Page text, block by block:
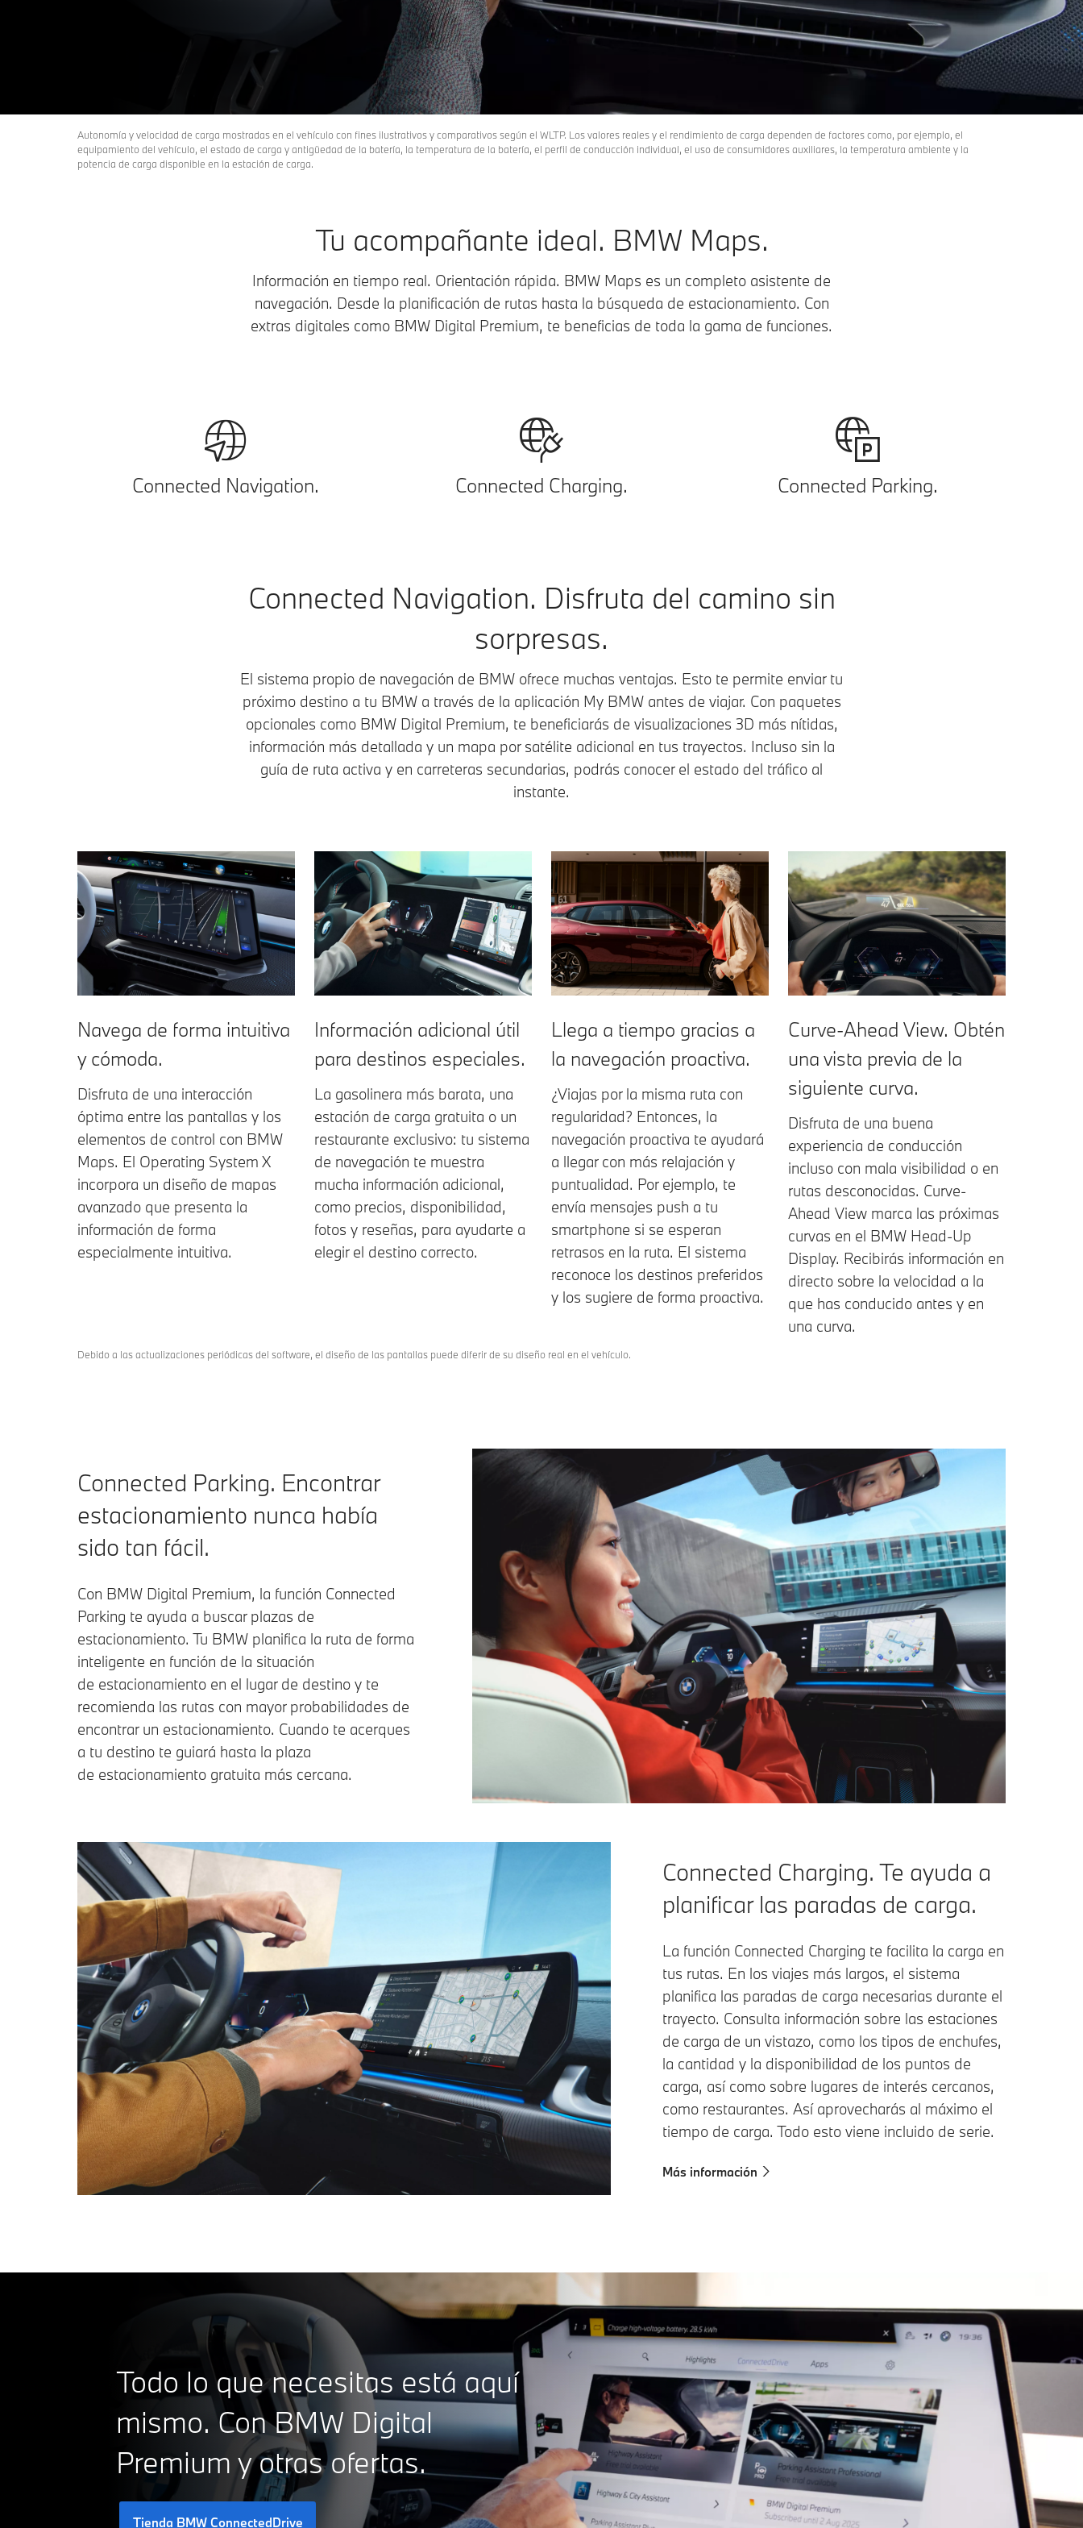
Autonomía y velocidad de carga mostradas en el vehículo con fines ilustrativos y comparativos según el WLTP. Los valores reales y el rendimiento de carga dependen de factores como, por ejemplo, el
equipamiento del vehículo, el estado de carga y antigüedad de la batería, la temperatura de la batería, el perfil de conducción individual, el uso de consumidores auxiliares, la temperatura ambiente y la
potencia de carga disponible en la estación de carga.
Tu acompañante ideal. BMW Maps.
Información en tiempo real. Orientación rápida. BMW Maps es un completo asistente de
navegación. Desde la planificación de rutas hasta la búsqueda de estacionamiento. Con
extras digitales como BMW Digital Premium, te beneficias de toda la gama de funciones.
Connected Navigation. Connected Charging. Connected Parking.
Connected Navigation. Disfruta del camino sin
sorpresas.
El sistema propio de navegación de BMW ofrece muchas ventajas. Esto te permite enviar tu
próximo destino a tu BMW a través de la aplicación My BMW antes de viajar. Con paquetes
opcionales como BMW Digital Premium, te beneficiarás de visualizaciones 3D más nítidas,
información más detallada y un mapa por satélite adicional en tus trayectos. Incluso sin la
guía de ruta activa y en carreteras secundarias, podrás conocer el estado del tráfico al
instante.
Navega de forma intuitiva
y cómoda.
Disfruta de una interacción
óptima entre las pantallas y los
elementos de control con BMW
Maps. El Operating System X
incorpora un diseño de mapas
avanzado que presenta la
información de forma
especialmente intuitiva.
Información adicional útil
para destinos especiales.
La gasolinera más barata, una
estación de carga gratuita o un
restaurante exclusivo: tu sistema
de navegación te muestra
mucha información adicional,
como precios, disponibilidad,
fotos y reseñas, para ayudarte a
elegir el destino correcto.
Llega a tiempo gracias a
la navegación proactiva.
¿Viajas por la misma ruta con
regularidad? Entonces, la
navegación proactiva te ayudará
a llegar con más relajación y
puntualidad. Por ejemplo, te
envía mensajes push a tu
smartphone si se esperan
retrasos en la ruta. El sistema
reconoce los destinos preferidos
y los sugiere de forma proactiva.
Curve-Ahead View. Obtén
una vista previa de la
siguiente curva.
Disfruta de una buena
experiencia de conducción
incluso con mala visibilidad o en
rutas desconocidas. Curve-
Ahead View marca las próximas
curvas en el BMW Head-Up
Display. Recibirás información en
directo sobre la velocidad a la
que has conducido antes y en
una curva.
Debido a las actualizaciones periódicas del software, el diseño de las pantallas puede diferir de su diseño real en el vehículo.
Connected Parking. Encontrar
estacionamiento nunca había
sido tan fácil.
Con BMW Digital Premium, la función Connected
Parking te ayuda a buscar plazas de
estacionamiento. Tu BMW planifica la ruta de forma
inteligente en función de la situación
de estacionamiento en el lugar de destino y te
recomienda las rutas con mayor probabilidades de
encontrar un estacionamiento. Cuando te acerques
a tu destino te guiará hasta la plaza
de estacionamiento gratuita más cercana.
Connected Charging. Te ayuda a
planificar las paradas de carga.
La función Connected Charging te facilita la carga en
tus rutas. En los viajes más largos, el sistema
planifica las paradas de carga necesarias durante el
trayecto. Consulta información sobre las estaciones
de carga de un vistazo, como los tipos de enchufes,
la cantidad y la disponibilidad de los puntos de
carga, así como sobre lugares de interés cercanos,
como restaurantes. Así aprovecharás al máximo el
tiempo de carga. Todo esto viene incluido de serie.
Más información
Todo lo que necesitas está aquí
mismo. Con BMW Digital
Premium y otras ofertas.
Tienda BMW ConnectedDrive